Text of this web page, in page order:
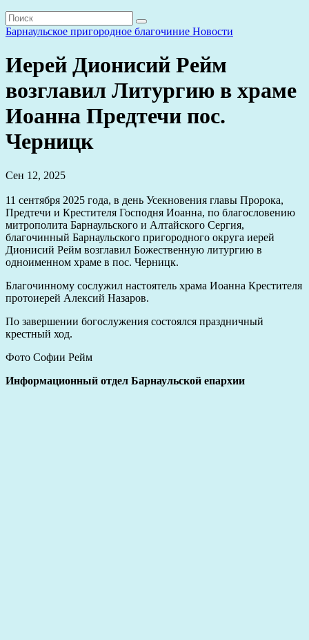
Барнаульское пригородное благочиние Новости
Иерей Дионисий Рейм
возглавил Литургию в храме
Иоанна Предтечи пос.
Черницк
Сен 12, 2025
11 сентября 2025 года, в день Усекновения главы Пророка,
Предтечи и Крестителя Господня Иоанна, по благословению
митрополита Барнаульского и Алтайского Сергия,
благочинный Барнаульского пригородного округа иерей
Дионисий Рейм возглавил Божественную литургию в
одноименном храме в пос. Черницк.
Благочинному сослужил настоятель храма Иоанна Крестителя
протоиерей Алексий Назаров.
По завершении богослужения состоялся праздничный
крестный ход.
Фото Софии Рейм
Информационный отдел Барнаульской епархии